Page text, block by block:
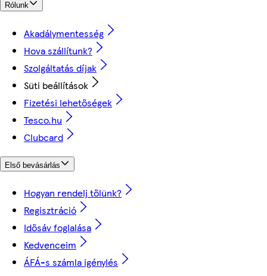
Rólunk
Akadálymentesség
Hova szállítunk?
Szolgáltatás díjak
Süti beállítások
Fizetési lehetőségek
Tesco.hu
Clubcard
Első bevásárlás
Hogyan rendelj tőlünk?
Regisztráció
Idősáv foglalása
Kedvenceim
ÁFÁ-s számla igénylés